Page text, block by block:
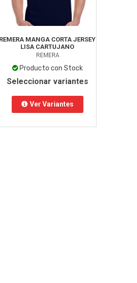
REMERA MANGA CORTA JERSEY
LISA CARTUJANO
REMERA
Producto con Stock
Seleccionar variantes
Ver Variantes